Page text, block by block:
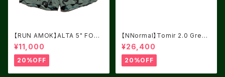
【RUN AMOK】ALTA 5" FORE
ST
¥11,000
20%OFF
【NNormal】Tomir 2.0 Green
USM8.0/UK7.5
¥26,400
20%OFF